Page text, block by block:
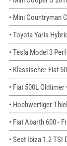
• Mini Countryman
• Toyota Yaris
• Tesla Model 3
• Klassischer Fiat
• Fiat 500L
• Hochwertiger
• Fiat Abarth 600 -
• Seat Ibiza 1.2 TSI